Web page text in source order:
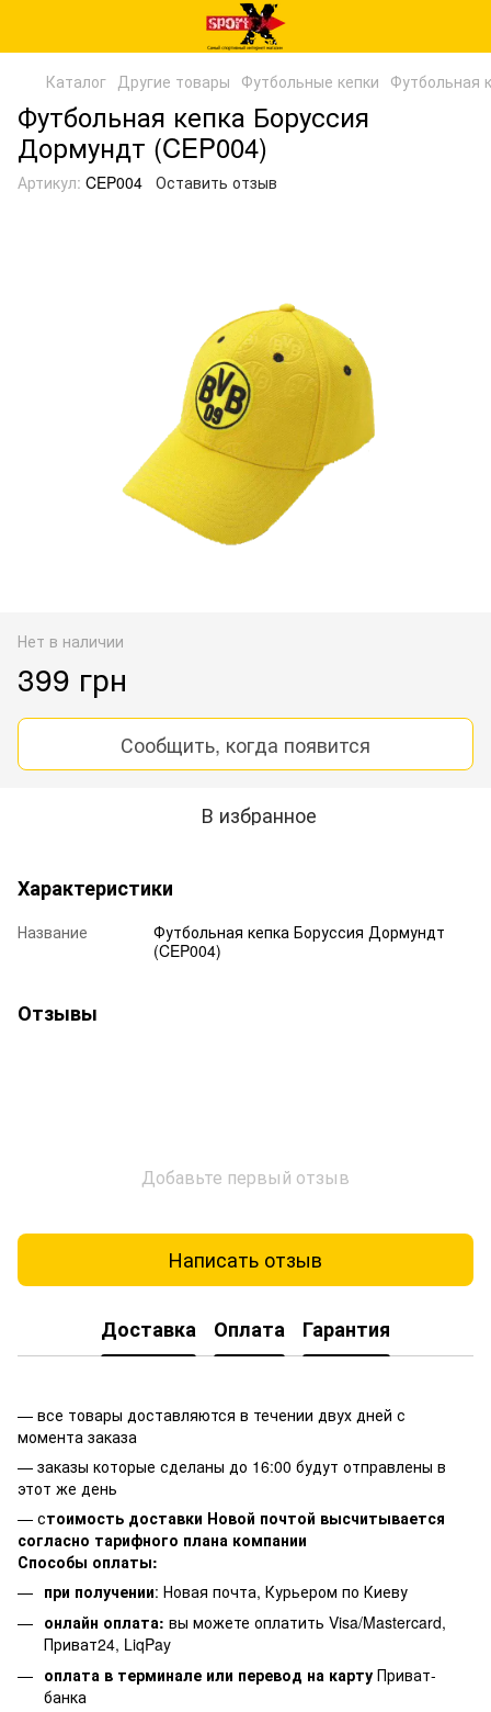
Каталог Другие товары Футбольные кепки Футбольная
Футбольная кепка Боруссия
Дормундт (CEP004)
Артикул: CEP004 Оставить отзыв
Нет в наличии
399 грн
Сообщить, когда появится
В избранное
Характеристики
Название
Футбольная кепка Боруссия Дормундт
(CEP004)
Отзывы
Добавьте первый отзыв
Написать отзыв
Доставка Оплата Гарантия
— все товары доставляются в течении двух дней с
момента заказа
— заказы которые сделаны до 16:00 будут отправлены в
этот же день
— стоимость доставки Новой почтой высчитывается
согласно тарифного плана компании
Способы оплаты:
при получении: Новая почта, Курьером по Киеву
онлайн оплата: вы можете оплатить Visa/Mastercard,
Приват24, LiqPay
оплата в терминале или перевод на карту Приват-
банка